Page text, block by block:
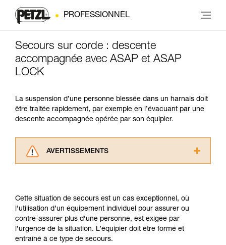
PROFESSIONNEL
Secours sur corde : descente
accompagnée avec ASAP et ASAP
LOCK
La suspension d’une personne blessée dans un harnais doit
être traitée rapidement, par exemple en l’évacuant par une
descente accompagnée opérée par son équipier.
AVERTISSEMENTS
informations de la notice technique pour
pouvoir comprendre ce complément
d’informations.
Maîtriser ces techniques nécessite une
formation et un entraînement spécifique. Validez
Cette situation de secours est un cas exceptionnel, où
l’utilisation d’un équipement individuel pour assurer ou
contre-assurer plus d’une personne, est exigée par
l’urgence de la situation. L’équipier doit être formé et
entraîné à ce type de secours.